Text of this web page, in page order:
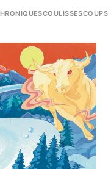
COULISSESCOUPS